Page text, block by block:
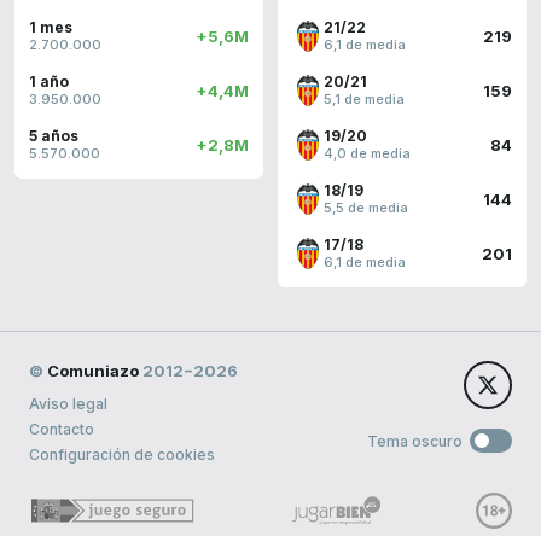
1 mes
2.700.000 +5,6M
1 año
3.950.000 +4,4M
5 años
5.570.000 +2,8M
21/22
6,1 de media 219
20/21
5,1 de media 159
19/20
4,0 de media 84
18/19
5,5 de media 144
17/18
6,1 de media 201
© Comuniazo 2012−2026
Aviso legal
Contacto
Configuración de cookies
Tema oscuro